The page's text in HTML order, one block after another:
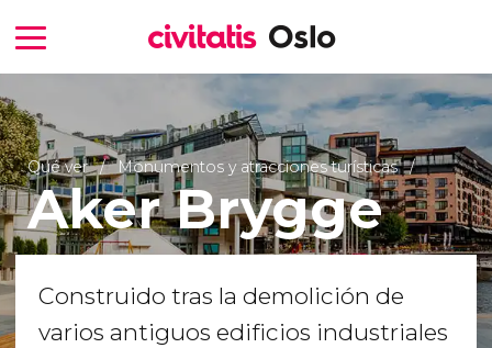
Qué ver Monumentos y atracciones turísticas
Aker Brygge
Construido tras la demolición de
varios antiguos edificios industriales